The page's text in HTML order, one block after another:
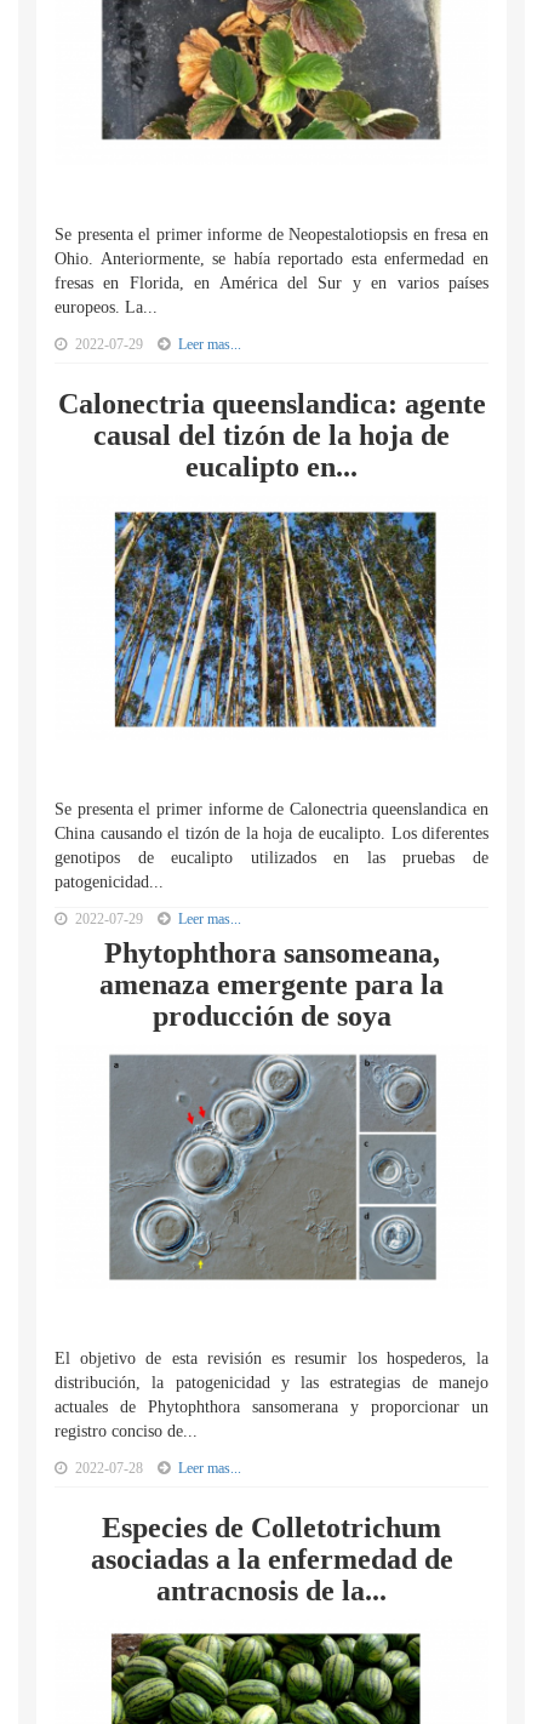
Se presenta el primer informe de Neopestalotiopsis en fresa en
Ohio. Anteriormente, se había reportado esta enfermedad en
fresas en Florida, en América del Sur y en varios países
europeos. La...
2022-07-29 Leer mas...
Calonectria queenslandica: agente
causal del tizón de la hoja de
eucalipto en...
Se presenta el primer informe de Calonectria queenslandica en
China causando el tizón de la hoja de eucalipto. Los diferentes
genotipos de eucalipto utilizados en las pruebas de
patogenicidad...
2022-07-29 Leer mas...
Phytophthora sansomeana,
amenaza emergente para la
producción de soya
El objetivo de esta revisión es resumir los hospederos, la
distribución, la patogenicidad y las estrategias de manejo
actuales de Phytophthora sansomerana y proporcionar un
registro conciso de...
2022-07-28 Leer mas...
Especies de Colletotrichum
asociadas a la enfermedad de
antracnosis de la...